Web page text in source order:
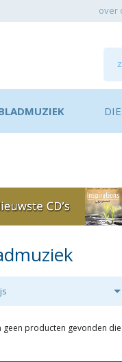
over
geen producten gevonden